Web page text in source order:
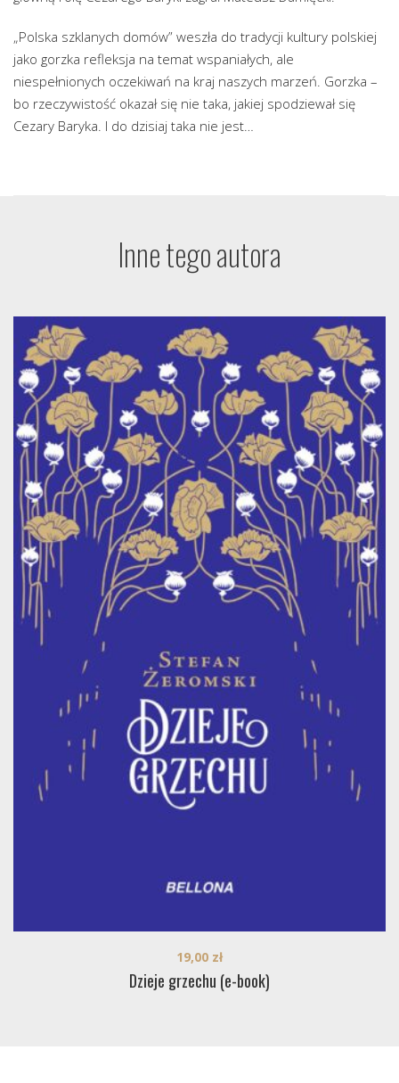
„Polska szklanych domów” weszła do tradycji kultury polskiej
jako gorzka refleksja na temat wspaniałych, ale
niespełnionych oczekiwań na kraj naszych marzeń. Gorzka –
bo rzeczywistość okazał się nie taka, jakiej spodziewał się
Cezary Baryka. I do dzisiaj taka nie jest…
Inne tego autora
Dzieje grzechu (e-book)
19,00 zł